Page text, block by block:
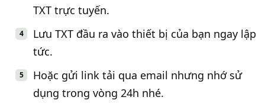
TXT trực tuyến.
Lưu TXT đầu ra vào thiết bị của bạn ngay lập
tức.
Hoặc gửi link tải qua email nhưng nhớ sử
dụng trong vòng 24h nhé.